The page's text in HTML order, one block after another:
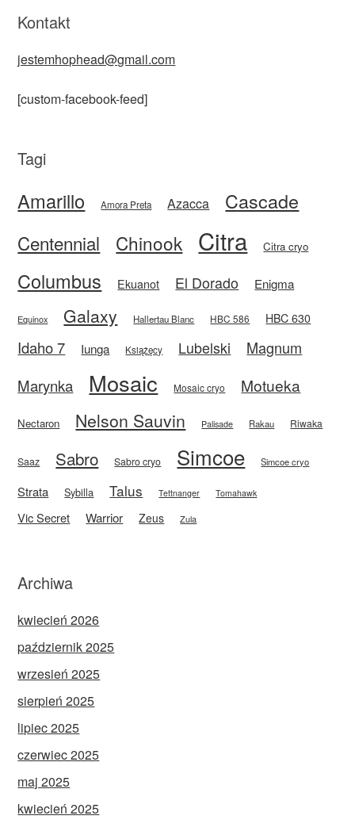
Kontakt
jestemhophead@gmail.com
[custom-facebook-feed]
Tagi
Amarillo Amora Preta Azacca Cascade
Centennial Chinook Citra Citra cryo
Columbus Ekuanot El Dorado Enigma
Equinox Galaxy Hallertau Blanc HBC 586 HBC 630
Idaho 7 Iunga Książęcy Lubelski
Magnum
Marynka
Mosaic Mosaic cryo Motueka
Nectaron Nelson Sauvin Palisade Rakau Riwaka
Saaz Sabro Sabro cryo Simcoe Simcoe cryo
Strata Sybilla Talus Tettnanger Tomahawk
Vic Secret Warrior Zeus Zula
Archiwa
kwiecień 2026
październik 2025
wrzesień 2025
sierpień 2025
lipiec 2025
czerwiec 2025
maj 2025
kwiecień 2025